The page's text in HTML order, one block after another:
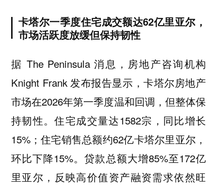
卡塔尔一季度住宅成交额达62亿里亚尔，
市场活跃度放缓但保持韧性
据 The Peninsula 消息，房地产咨询机构
Knight Frank 发布报告显示，卡塔尔房地产
市场在2026年第一季度温和回调，但整体保
持韧性。住宅成交量达1582宗，同比增长
15%；住宅销售总额约62亿卡塔尔里亚尔，
环比下降15%。贷款总额大增85%至172亿
里亚尔，反映高价值资产融资需求依然旺